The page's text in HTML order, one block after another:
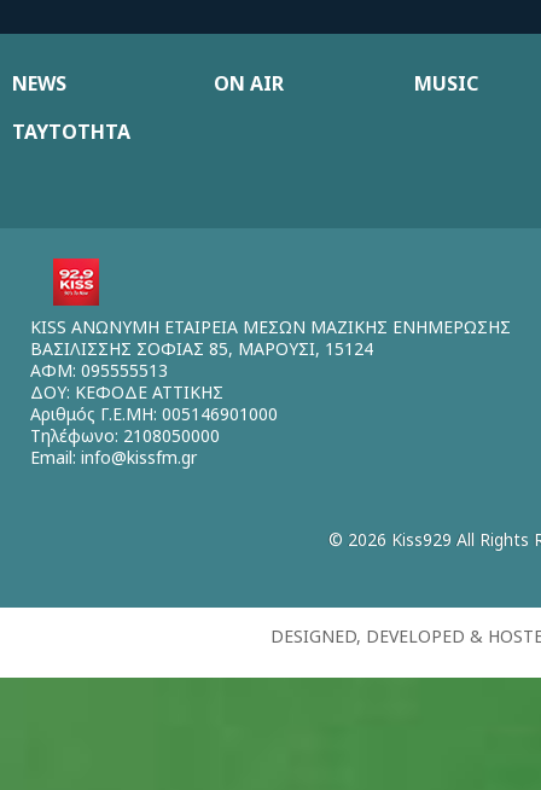
NEWS ON AIR
MUSIC
ΤΑΥΤΟΤΗΤΑ
KISS ΑΝΩΝΥΜΗ ΕΤΑΙΡΕΙΑ ΜΕΣΩΝ ΜΑΖΙΚΗΣ ΕΝΗΜΕΡΩΣΗΣ
ΒΑΣΙΛΙΣΣΗΣ ΣΟΦΙΑΣ 85, ΜΑΡΟΥΣΙ, 15124
ΑΦΜ: 095555513
ΔΟΥ: ΚΕΦΟΔΕ ΑΤΤΙΚΗΣ
Αριθμός Γ.Ε.ΜΗ: 005146901000
Τηλέφωνο: 2108050000
Email: info@kissfm.gr
© 2026 Kiss929 All Rights
DESIGNED, DEVELOPED &